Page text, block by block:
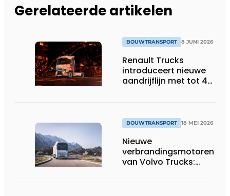
Gerelateerde artikelen
BOUWTRANSPORT 8 JUNI 2026
Renault Trucks
introduceert nieuwe
aandrijflijn met tot 4%
BOUWTRANSPORT 18 MEI 2026
Nieuwe
verbrandingsmotoren
van Volvo Trucks: